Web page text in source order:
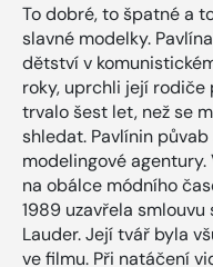
To dobré, to špatné a
slavné modelky.
dětství v
roky, uprchli její rodiče
trvalo šest let, než se
shledat. Pavlínin
modelingové
na obálce módního
1989 uzavřela
Lauder. Její tvář byla
ve filmu. Při natáčení